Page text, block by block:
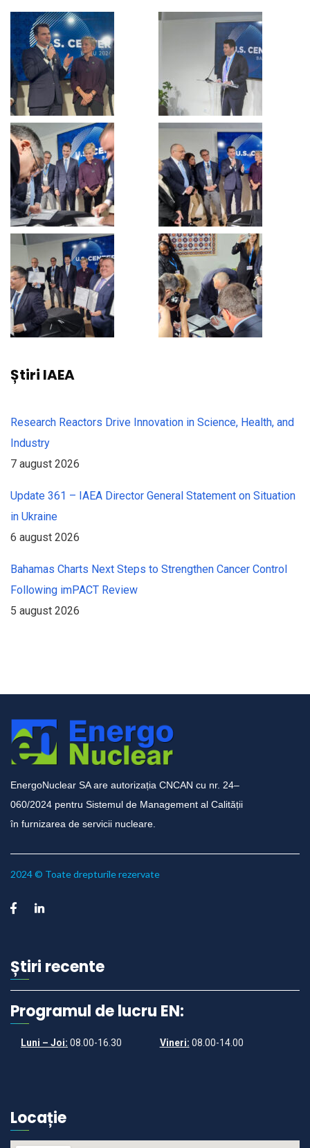
Știri IAEA
Research Reactors Drive Innovation in Science, Health, and
Industry
7 august 2026
Update 361 – IAEA Director General Statement on Situation
in Ukraine
6 august 2026
Bahamas Charts Next Steps to Strengthen Cancer Control
Following imPACT Review
5 august 2026
EnergoNuclear SA are autorizația CNCAN cu nr. 24–
060/2024 pentru Sistemul de Management al Calității
în furnizarea de servicii nucleare.
2024 © Toate drepturile rezervate
Știri recente
Programul de lucru EN:
Luni – Joi: 08.00-16.30 Vineri: 08.00-14.00
Locație